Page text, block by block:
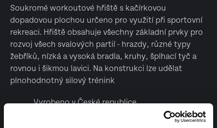
Soukromé workoutové hřiště s kačírkovou
dopadovou plochou určeno pro využití při sportovní
rekreaci. Hřiště obsahuje všechny základní prvky pro
rozvoj všech svalových partií - hrazdy, různé typy
žebříků, nízká a vysoká bradla, kruhy, šplhací tyč a
rovnou i šikmou lavici. Na konstrukci lze udělat
plnohodnotný silový trénink
Vyrobeno v České republice